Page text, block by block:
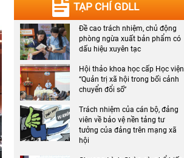
TẠP CHÍ GDLL
Đề cao trách nhiệm, chủ động
phòng ngừa xuất bản phẩm có
dấu hiệu xuyên tạc
Hội thảo khoa học cấp Học viện
“Quản trị xã hội trong bối cảnh
chuyển đổi số”
Trách nhiệm của cán bộ, đảng
viên về bảo vệ nền tảng tư
tưởng của đảng trên mạng xã
hội